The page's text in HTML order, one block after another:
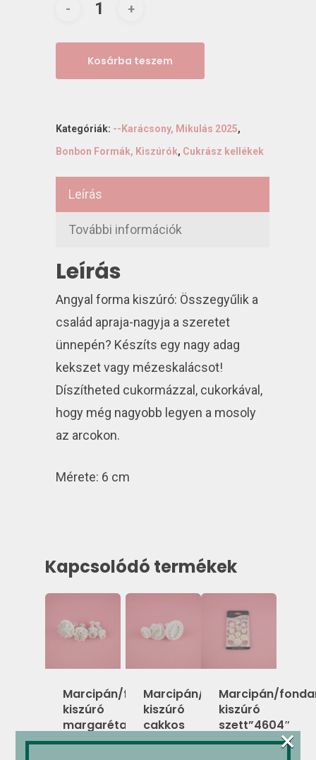
Kosárba teszem
Kategóriák: --Karácsony, Mikulás 2025,
Bonbon Formák, Kiszúrók, Cukrász kellékek
Leírás
További információk
Leírás
Angyal forma kiszúró: Összegyűlik a
család apraja-nagyja a szeretet
ünnepén? Készíts egy nagy adag
kekszet vagy mézeskalácsot!
Díszítheted cukormázzal, cukorkával,
hogy még nagyobb legyen a mosoly
az arcokon.
Mérete: 6 cm
Kapcsolódó termékek
Marcipán/fondant
kiszúró
margaréta
4 db-
Marcipán/fondant
kiszúró
cakkos
szélű
Marcipán/
kiszúró
szett”4604″
(V)
×